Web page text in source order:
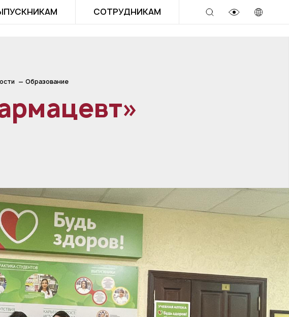
СОТРУДНИКАМ
Образование